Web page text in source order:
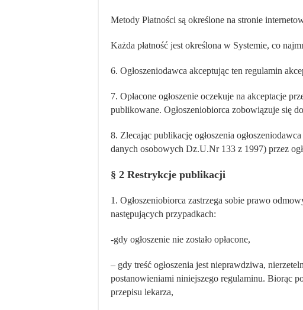
Metody Płatności są określone na stronie
Każda płatność jest określona w Systemie, co
6. Ogłoszeniodawca akceptując ten regulamin
7. Opłacone ogłoszenie oczekuje na akceptacje
publikowane. Ogłoszeniobiorca zobowiązuje się
8. Zlecając publikację ogłoszenia
danych osobowych Dz.U.Nr 133 z 1997) przez
§ 2 Restrykcje publikacji
1. Ogłoszeniobiorca zastrzega sobie prawo
następujących przypadkach:
-gdy ogłoszenie nie zostało opłacone,
– gdy treść ogłoszenia jest nieprawdziwa,
postanowieniami niniejszego regulaminu. Biorąc
przepisu lekarza,